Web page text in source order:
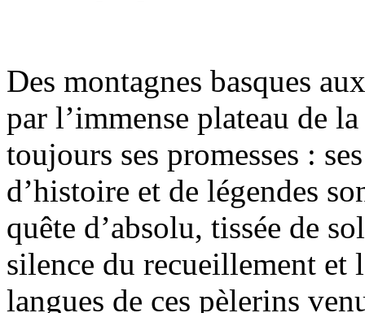
Des montagnes basques
par l’immense plateau de
toujours ses promesses :
d’histoire et de légendes
quête d’absolu, tissée de
silence du recueillement et
langues de ces pèlerins